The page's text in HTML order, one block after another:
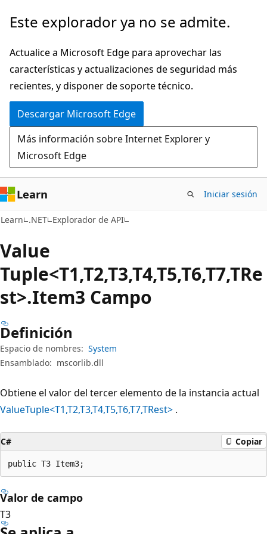
Ir
contenido
principal
Ir
la
navegación
en
la
página
Este explorador ya no se admite.
Actualice a Microsoft Edge para aprovechar las
características y actualizaciones de seguridad más
recientes, y disponer de soporte técnico.
Descargar Microsoft Edge
Más información sobre Internet Explorer y
Microsoft Edge
Learn Iniciar sesión
Learn .NET Explorador de API
Value
Tuple<T1,T2,T3,T4,T5,T6,T7,TRe
st>.Item3 Campo
Definición
Espacio de nombres: System
Ensamblado: mscorlib.dll
Obtiene el valor del tercer elemento de la instancia actual
ValueTuple<T1,T2,T3,T4,T5,T6,T7,TRest> .
C# Copiar
public T3 Item3;
Valor de campo
T3